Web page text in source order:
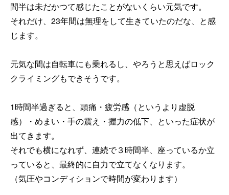
間半は未だかつて感じたことがないくらい元気です。
それだけ、23年間は無理をして生きていたのだな、と感
じます。
元気な間は自転車にも乗れるし、やろうと思えばロック
クライミングもできそうです。
1時間半過ぎると、頭痛・疲労感（というより虚脱
感）・めまい・手の震え・握力の低下、といった症状が
出てきます。
それでも横になれず、連続で３時間半、座っているか立
っていると、最終的に自力で立てなくなります。
（気圧やコンディションで時間が変わります）